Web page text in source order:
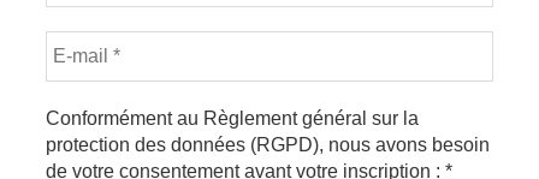
Conformément au Règlement général sur la
protection des données (RGPD), nous avons besoin
de votre consentement avant votre inscription : *